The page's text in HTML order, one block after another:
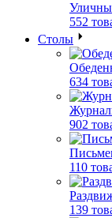
552
Столы
634
902
110
139